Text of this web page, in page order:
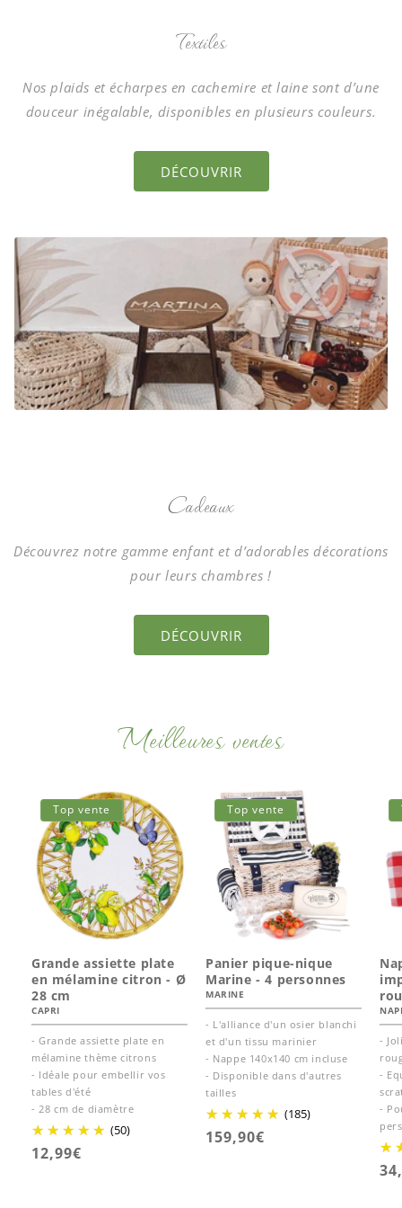
Textiles
Nos plaids et écharpes en cachemire et laine sont d’une
douceur inégalable, disponibles en plusieurs couleurs.
DÉCOUVRIR
Cadeaux
Découvrez notre gamme enfant et d’adorables décorations
pour leurs chambres !
DÉCOUVRIR
Meilleures ventes
Top vente
Grande assiette plate
en mélamine citron - Ø
28 cm
CAPRI
- Grande assiette plate en
mélamine thème citrons
- Idéale pour embellir vos
tables d'été
- 28 cm de diamètre
(50)
Prix
12,99€
Top vente
Panier pique-nique
Marine - 4 personnes
MARINE
- L'alliance d'un osier blanchi
et d'un tissu marinier
- Nappe 140x140 cm incluse
- Disponible dans d'autres
tailles
(185)
Prix
159,90€
-
-
-